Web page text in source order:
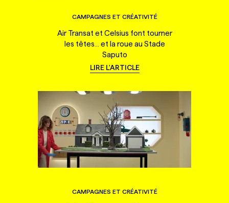
CAMPAGNES ET CRÉATIVITÉ
Air Transat et Celsius font tourner
les têtes... et la roue au Stade
Saputo
LIRE L'ARTICLE
CAMPAGNES ET CRÉATIVITÉ